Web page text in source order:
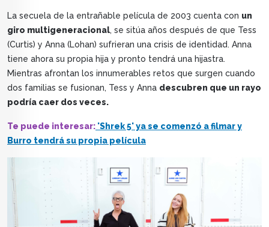
La secuela de la entrañable película de 2003 cuenta con un
giro multigeneracional, se sitúa años después de que Tess
(Curtis) y Anna (Lohan) sufrieran una crisis de identidad. Anna
tiene ahora su propia hija y pronto tendrá una hijastra.
Mientras afrontan los innumerables retos que surgen cuando
dos familias se fusionan, Tess y Anna descubren que un rayo
podría caer dos veces.
Te puede interesar: 'Shrek 5' ya se comenzó a filmar y
Burro tendrá su propia película